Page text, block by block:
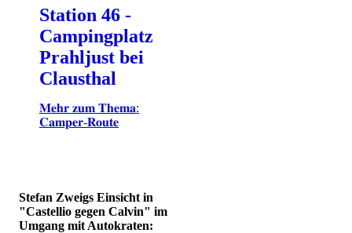
Station 46 -
Campingplatz
Prahljust bei
Clausthal
𝐌𝐞𝐡𝐫 𝐳𝐮𝐦 𝐓𝐡𝐞𝐦𝐚:
𝐂𝐚𝐦𝐩𝐞𝐫-𝐑𝐨𝐮𝐭𝐞
Stefan Zweigs Einsicht in
"Castellio gegen Calvin" im
Umgang mit Autokraten: